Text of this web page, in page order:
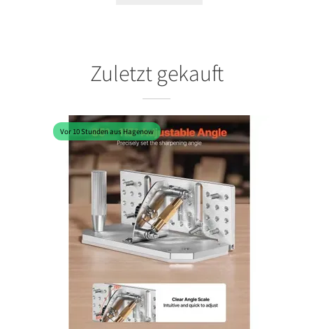
Zuletzt gekauft
Vor 10 Stunden aus Hagenow